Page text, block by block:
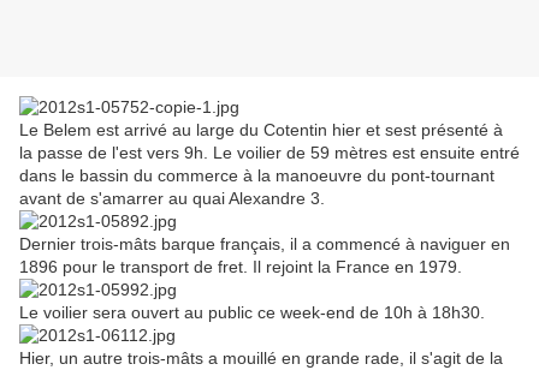
Le Belem est arrivé au large du Cotentin hier et sest présenté à
la passe de l'est vers 9h. Le voilier de 59 mètres est ensuite entré
dans le bassin du commerce à la manoeuvre du pont-tournant
avant de s'amarrer au quai Alexandre 3.
Dernier trois-mâts barque français, il a commencé à naviguer en
1896 pour le transport de fret. Il rejoint la France en 1979.
Le voilier sera ouvert au public ce week-end de 10h à 18h30.
Hier, un autre trois-mâts a mouillé en grande rade, il s'agit de la